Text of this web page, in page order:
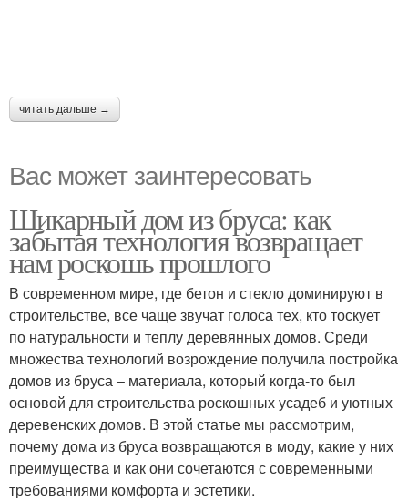
читать дальше →
Вас может заинтересовать
Шикарный дом из бруса: как
забытая технология возвращает
нам роскошь прошлого
В современном мире, где бетон и стекло доминируют в
строительстве, все чаще звучат голоса тех, кто тоскует
по натуральности и теплу деревянных домов. Среди
множества технологий возрождение получила постройка
домов из бруса – материала, который когда-то был
основой для строительства роскошных усадеб и уютных
деревенских домов. В этой статье мы рассмотрим,
почему дома из бруса возвращаются в моду, какие у них
преимущества и как они сочетаются с современными
требованиями комфорта и эстетики.